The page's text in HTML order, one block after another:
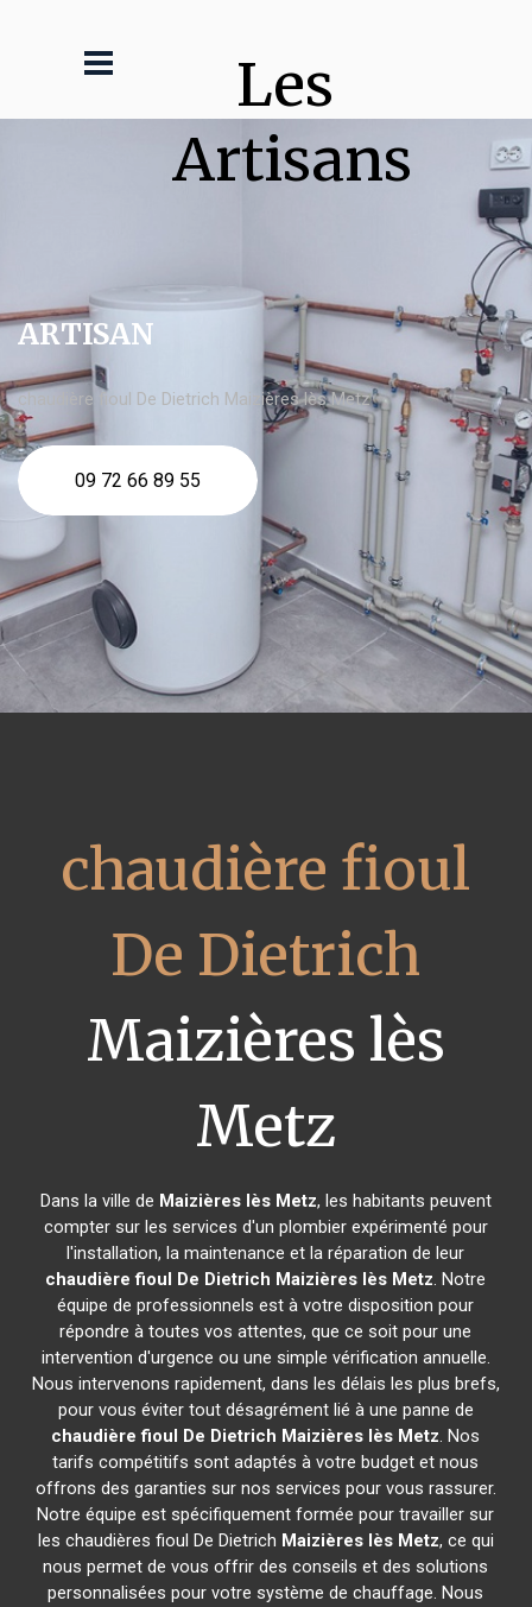
Les
Artisans
ARTISAN
chaudière fioul De Dietrich Maizières lès Metz
09 72 66 89 55
chaudière fioul
De Dietrich
Maizières lès
Metz
Dans la ville de Maizières lès Metz, les habitants peuvent
compter sur les services d'un plombier expérimenté pour
l'installation, la maintenance et la réparation de leur
chaudière fioul De Dietrich Maizières lès Metz. Notre
équipe de professionnels est à votre disposition pour
répondre à toutes vos attentes, que ce soit pour une
intervention d'urgence ou une simple vérification annuelle.
Nous intervenons rapidement, dans les délais les plus brefs,
pour vous éviter tout désagrément lié à une panne de
chaudière fioul De Dietrich Maizières lès Metz. Nos
tarifs compétitifs sont adaptés à votre budget et nous
offrons des garanties sur nos services pour vous rassurer.
Notre équipe est spécifiquement formée pour travailler sur
les chaudières fioul De Dietrich Maizières lès Metz, ce qui
nous permet de vous offrir des conseils et des solutions
personnalisées pour votre système de chauffage. Nous